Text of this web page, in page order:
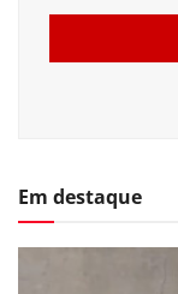
Em destaque